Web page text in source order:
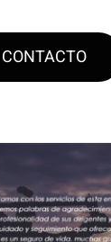
CONTACTO